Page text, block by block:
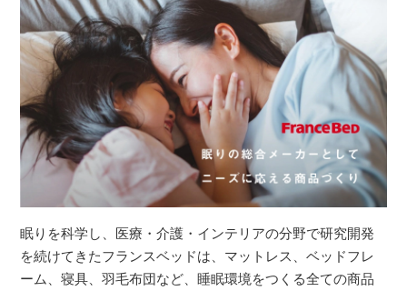
眠りを科学し、医療・介護・インテリアの分野で研究開発
を続けてきたフランスベッドは、マットレス、ベッドフレ
ーム、寝具、羽毛布団など、睡眠環境をつくる全ての商品